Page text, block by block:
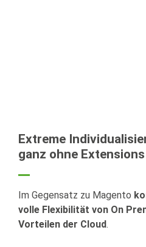
Extreme
ganz ohne
Im Gegensatz zu Magento
volle Flexibilität von On
Vorteilen der Cloud.